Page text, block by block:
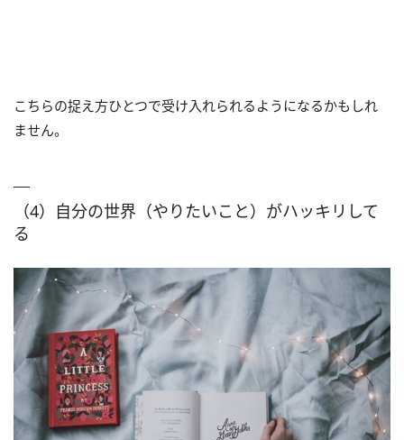
こちらの捉え方ひとつで受け入れられるようになるかもしれ
ません。
（4）自分の世界（やりたいこと）がハッキリして
る